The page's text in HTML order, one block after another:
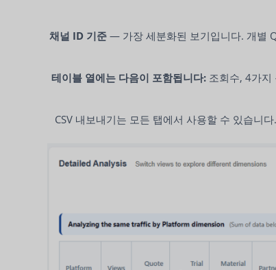
— 가장 세분화된 보기입니다. 개별
테이블 열에는 다음이 포함됩니다: 조회수, 4가지
CSV 내보내기는 모든 탭에서 사용할 수 있습니